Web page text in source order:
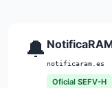
🔔
notificaram.es
Oficial SEFV-H